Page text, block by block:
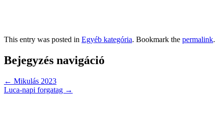
This entry was posted in Egyéb kategória. Bookmark the permalink.
Bejegyzés navigáció
← Mikulás 2023
Luca-napi forgatag →